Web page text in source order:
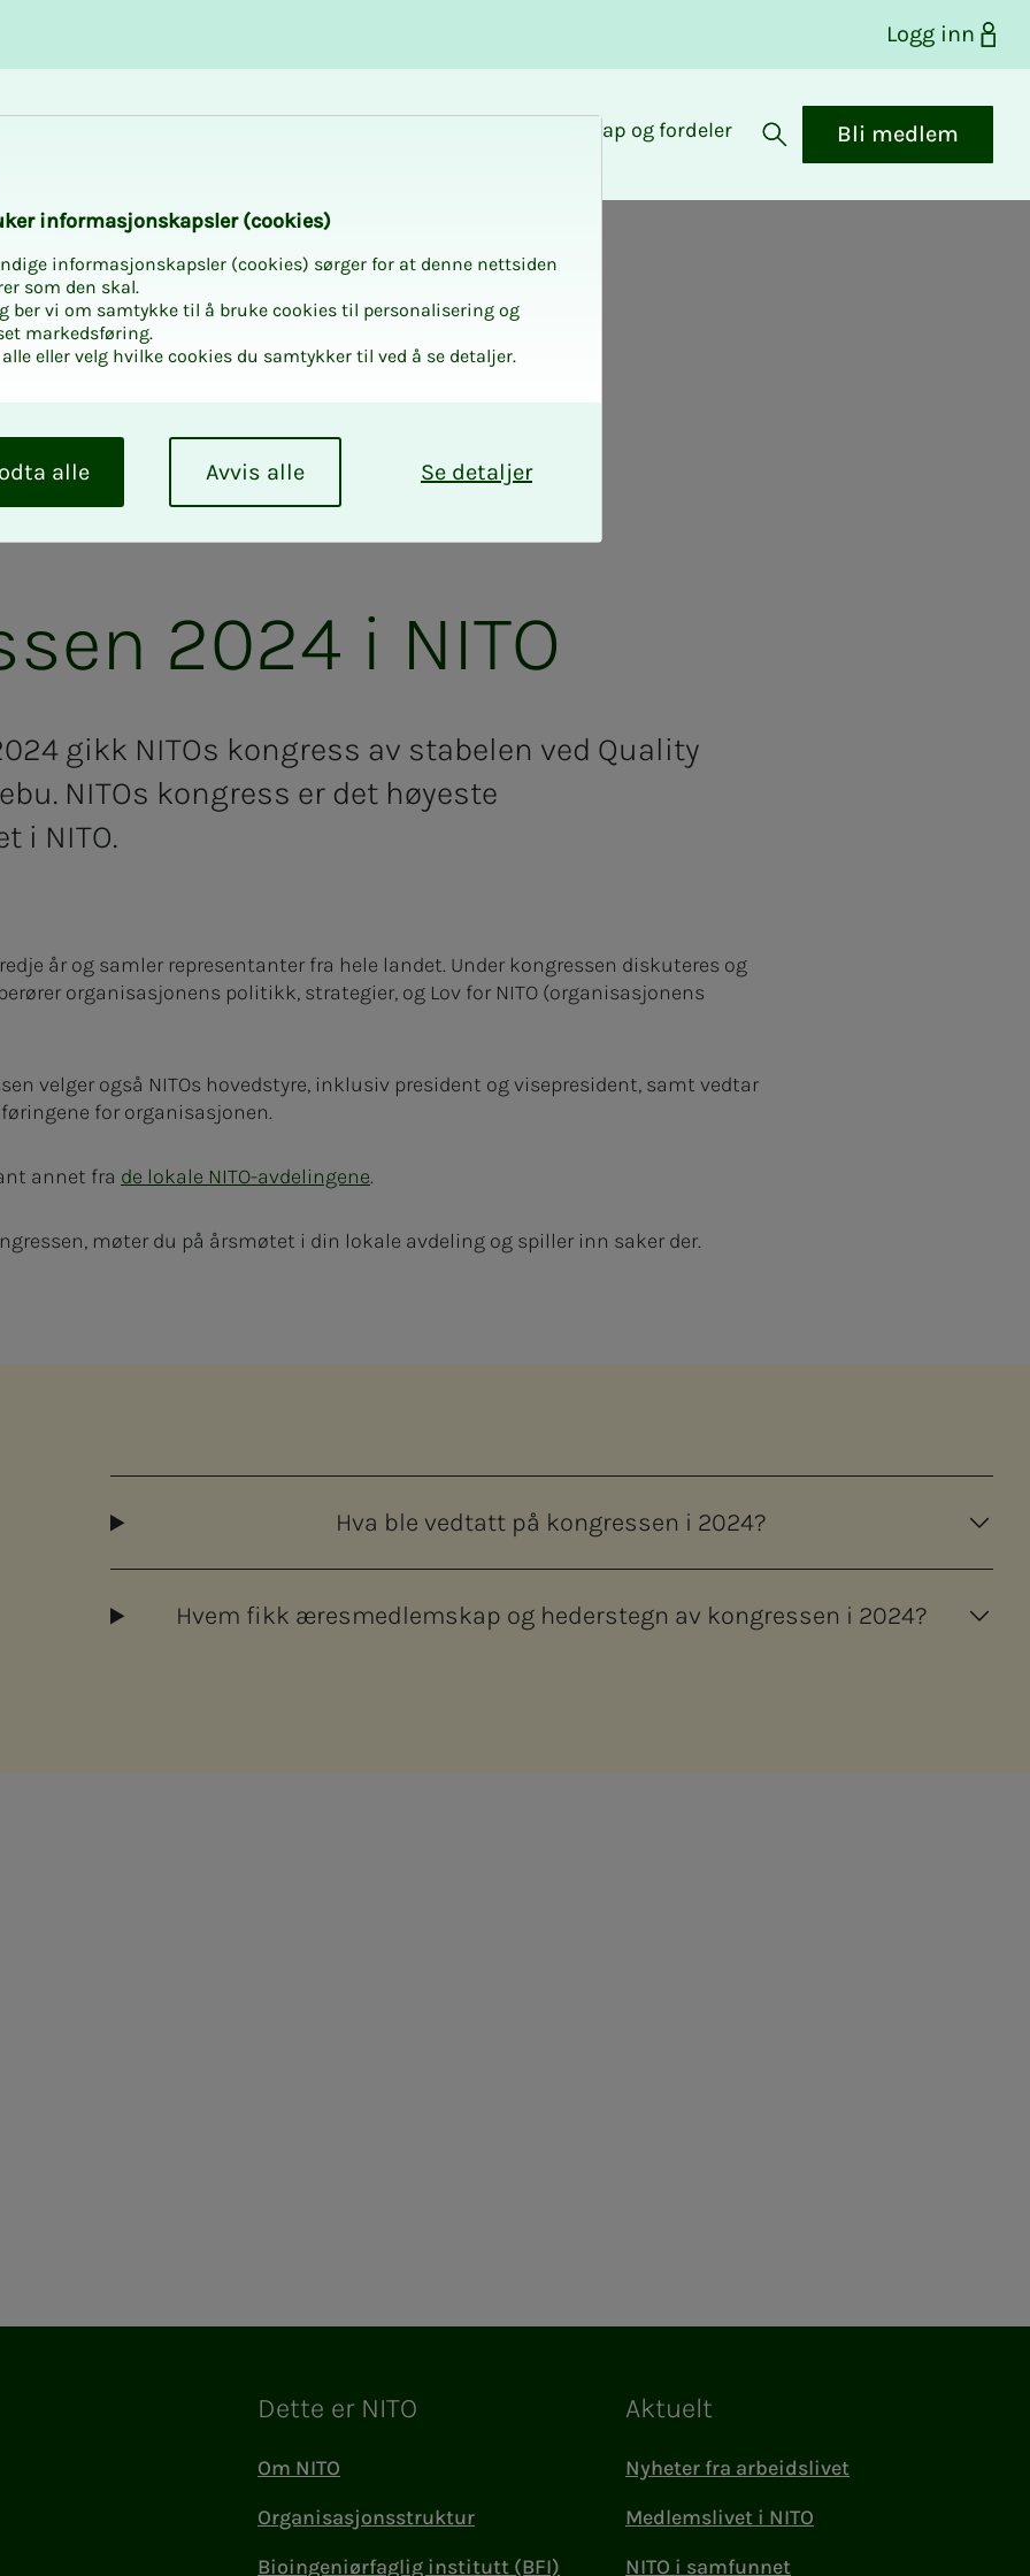
Logg inn
Medlemskap og fordeler
Åpne søk
Bli medlem
2024 i NITO
gikk NITOs kongress av stabelen ved Quality
NITOs kongress er det høyeste
i NITO.
år og samler representanter fra hele landet. Under kongressen diskuteres og
organisasjonens politikk, strategier, og Lov for NITO (organisasjonens
velger også NITOs hovedstyre, inklusiv president og visepresident, samt vedtar
for organisasjonen.
annet fra de lokale NITO-avdelingene.
møter du på årsmøtet i din lokale avdeling og spiller inn saker der.
Hva ble vedtatt på kongressen i 2024?
Hvem fikk æresmedlemskap og hederstegn av kongressen i 2024?
Dette er NITO
Om NITO
Organisasjonsstruktur
Bioingeniørfaglig institutt (BFI)
Aktuelt
Nyheter fra arbeidslivet
Medlemslivet i NITO
NITO i samfunnet
in­­­for­­­ma­­­sjons­­­kaps­­­­­ler (cookies)
informasjonskapsler (cookies) sørger for at denne nettsiden
som den skal.
ber vi om samtykke til å bruke cookies til personalisering og
markedsføring.
eller velg hvilke cookies du samtykker til ved å se detaljer.
Se detaljer
Avvis alle
alle